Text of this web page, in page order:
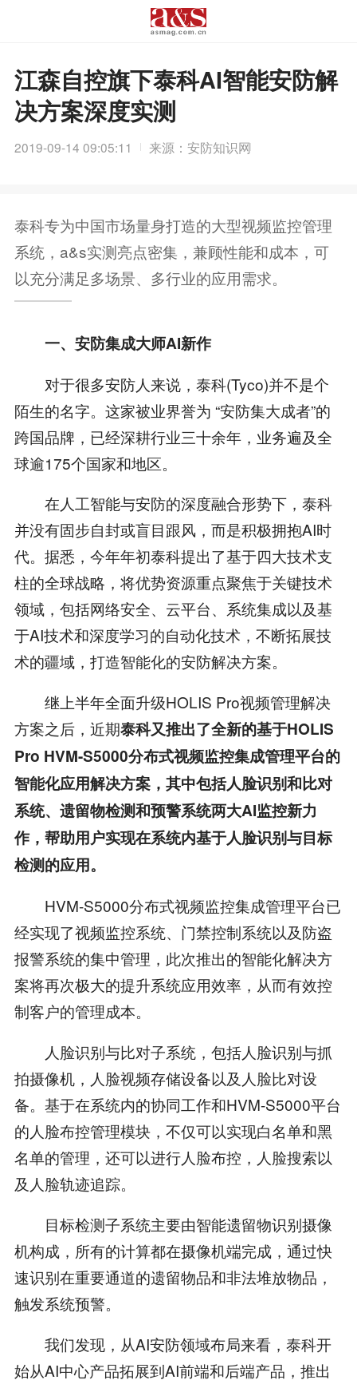
江森自控旗下泰科AI智能安防解
决方案深度实测
2019-09-14 09:05:11 来源：安防知识网
泰科专为中国市场量身打造的大型视频监控管理
系统，a&s实测亮点密集，兼顾性能和成本，可
以充分满足多场景、多行业的应用需求。
一、安防集成大师AI新作
对于很多安防人来说，泰科(Tyco)并不是个
陌生的名字。这家被业界誉为 “安防集大成者”的
跨国品牌，已经深耕行业三十余年，业务遍及全
球逾175个国家和地区。
在人工智能与安防的深度融合形势下，泰科
并没有固步自封或盲目跟风，而是积极拥抱AI时
代。据悉，今年年初泰科提出了基于四大技术支
柱的全球战略，将优势资源重点聚焦于关键技术
领域，包括网络安全、云平台、系统集成以及基
于AI技术和深度学习的自动化技术，不断拓展技
术的疆域，打造智能化的安防解决方案。
继上半年全面升级HOLIS Pro视频管理解决
方案之后，近期泰科又推出了全新的基于HOLIS
Pro HVM-S5000分布式视频监控集成管理平台的
智能化应用解决方案，其中包括人脸识别和比对
系统、遗留物检测和预警系统两大AI监控新力
作，帮助用户实现在系统内基于人脸识别与目标
检测的应用。
HVM-S5000分布式视频监控集成管理平台已
经实现了视频监控系统、门禁控制系统以及防盗
报警系统的集中管理，此次推出的智能化解决方
案将再次极大的提升系统应用效率，从而有效控
制客户的管理成本。
人脸识别与比对子系统，包括人脸识别与抓
拍摄像机，人脸视频存储设备以及人脸比对设
备。基于在系统内的协同工作和HVM-S5000平台
的人脸布控管理模块，不仅可以实现白名单和黑
名单的管理，还可以进行人脸布控，人脸搜索以
及人脸轨迹追踪。
目标检测子系统主要由智能遗留物识别摄像
机构成，所有的计算都在摄像机端完成，通过快
速识别在重要通道的遗留物品和非法堆放物品，
触发系统预警。
我们发现，从AI安防领域布局来看，泰科开
始从AI中心产品拓展到AI前端和后端产品，推出